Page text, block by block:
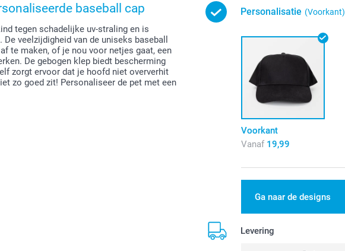
baseball cap
tegen schadelijke uv-straling en is
veelzijdigheid van de uniseks baseball
te maken, of je nou voor netjes gaat, een
De gebogen klep biedt bescherming
zorgt ervoor dat je hoofd niet oververhit
zo goed zit! Personaliseer de pet met een
Personalisatie (Voorkant)
Voorkant
Vanaf 19,99
Ga naar de designs
Levering